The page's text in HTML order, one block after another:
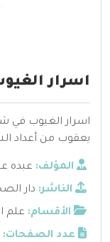
اسرار
اسرار الغيوب في
يعقوب من أعداد
المؤلف: عبده
الناشر: دار
الأقسام: علم
عدد الصفحات: